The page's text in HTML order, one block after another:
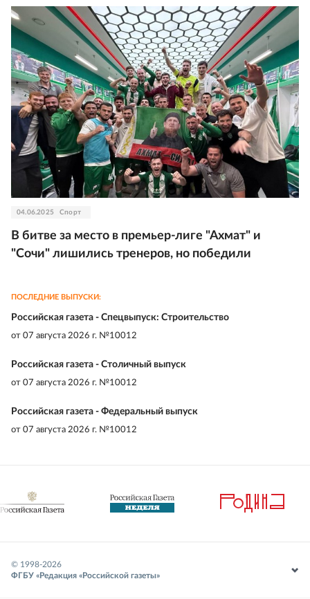
04.06.2025 Спорт
В битве за место в премьер-лиге "Ахмат" и
"Сочи" лишились тренеров, но победили
ПОСЛЕДНИЕ ВЫПУСКИ:
Российская газета - Спецвыпуск: Строительство
от 07 августа 2026 г. №10012
Российская газета - Столичный выпуск
от 07 августа 2026 г. №10012
Российская газета - Федеральный выпуск
от 07 августа 2026 г. №10012
© 1998-2026
ФГБУ «Редакция «Российской газеты»